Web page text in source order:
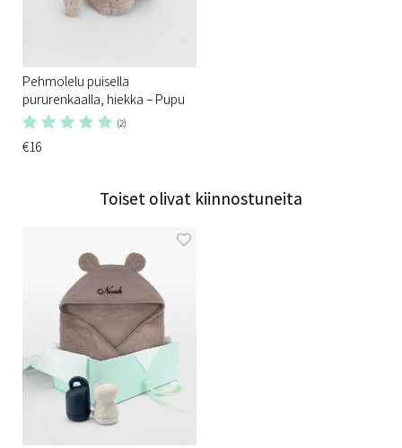
Pehmolelu puisella
pururenkaalla, hiekka – Pupu
(2)
€16
Toiset olivat kiinnostuneita